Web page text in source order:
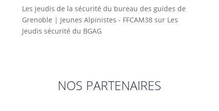
Les jeudis de la sécurité du bureau des guides de
Grenoble | Jeunes Alpinistes - FFCAM38sur Les
Jeudis sécurité du BGAG
NOS PARTENAIRES